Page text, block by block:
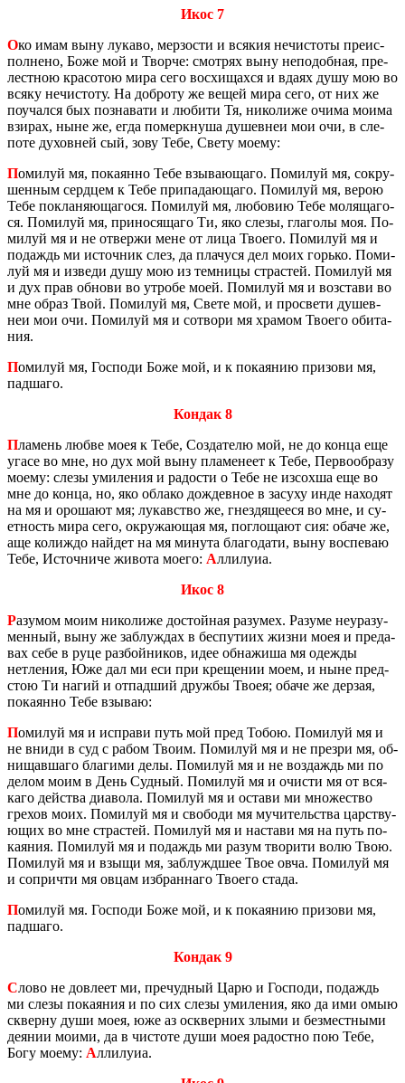
Икос 7
Око имам выну лу­ка­во, мер­зо­сти и вся­кия нечи­сто­ты пре­ис­
пол­не­но, Боже мой и Твор­че: смот­рях выну непо­доб­ная, пре­
лест­ною кра­со­тою мира сего вос­хи­щах­ся и вдаях душу мою во
всяку нечи­сто­ту. На доб­ро­ту же вещей мира сего, от них же
по­учал­ся бых по­зна­ва­ти и лю­би­ти Тя, ни­ко­ли­же очима моима
взи­рах, ныне же, егда по­мерк­ну­ша ду­шев­неи мои очи, в сле­
по­те ду­хов­ней сый, зову Тебе, Свету моему:
Поми­луй мя, по­ка­ян­но Тебе взы­ва­ю­ща­го. По­ми­луй мя, со­кру­
шен­ным серд­цем к Тебе при­па­да­ю­ща­го. По­ми­луй мя, верою
Тебе по­кла­ня­ю­ща­го­ся. По­ми­луй мя, лю­бо­вию Тебе мо­ля­ща­го­
ся. По­ми­луй мя, при­но­ся­ща­го Ти, яко слезы, гла­го­лы моя. По­
ми­луй мя и не от­вер­жи мене от лица Тво­е­го. По­ми­луй мя и
по­даждь ми ис­точ­ник слез, да пла­чу­ся дел моих горь­ко. По­ми­
луй мя и из­ве­ди душу мою из тем­ни­цы стра­стей. По­ми­луй мя
и дух прав об­но­ви во утро­бе моей. По­ми­луй мя и воз­ста­ви во
мне образ Твой. По­ми­луй мя, Свете мой, и про­све­ти ду­шев­
неи мои очи. По­ми­луй мя и со­тво­ри мя хра­мом Тво­е­го оби­та­
ния.
Поми­луй мя, Гос­по­ди Боже мой, и к по­ка­я­нию при­зо­ви мя,
пад­ша­го.
Кондак 8
Пла­мень любве моея к Тебе, Со­зда­те­лю мой, не до конца еще
угасе во мне, но дух мой выну пла­ме­не­ет к Тебе, Пер­во­об­ра­зу
моему: слезы уми­ле­ния и ра­до­сти о Тебе не из­сох­ша еще во
мне до конца, но, яко об­ла­ко дож­дев­ное в за­су­ху инде на­хо­дят
на мя и оро­ша­ют мя; лу­кав­ство же, гнез­дя­ще­е­ся во мне, и су­
ет­ность мира сего, окру­жа­ю­щая мя, по­гло­ща­ют сия: обаче же,
аще ко­ли­ждо най­дет на мя ми­ну­та бла­го­да­ти, выну вос­пе­ваю
Тебе, Ис­точ­ни­че жи­во­та моего: Алли­лу­иа.
Икос 8
Раз­умом моим ни­ко­ли­же до­стой­ная ра­зу­мех. Ра­зу­ме неура­зу­
мен­ный, выну же за­блуж­дах в бес­пу­ти­их жизни моея и пре­да­
вах себе в руце раз­бой­ни­ков, идее об­на­жи­ша мя одеж­ды
нетле­ния, Юже дал ми еси при кре­ще­нии моем, и ныне пред­
стою Tи нагий и от­пад­ший друж­бы Твоея; обаче же дер­зая,
по­ка­ян­но Тебе взы­ваю:
Поми­луй мя и ис­пра­ви путь мой пpeд Тобою. По­ми­луй мя и
не вниди в суд с рабом Твоим. По­ми­луй мя и не пре­зри мя, об­
ни­щав­ша­го бла­ги­ми делы. По­ми­луй мя и не воз­даждь ми по
делом моим в День Суд­ный. По­ми­луй мя и очи­сти мя от вся­
ка­го дей­ства диа­во­ла. По­ми­луй мя и оста­ви ми мно­же­ство
гре­хов моих. По­ми­луй мя и сво­бо­ди мя му­чи­тель­ства цар­ству­
ю­щих во мне стра­стей. По­ми­луй мя и на­ста­ви мя на путь по­
ка­я­ния. По­ми­луй мя и по­даждь ми разум тво­ри­ти волю Твою.
По­ми­луй мя и взыщи мя, за­блужд­шее Твое овча. По­ми­луй мя
и со­при­чти мя овцам из­бран­на­го Тво­е­го стада.
Поми­луй мя. Гос­по­ди Боже мой, и к по­ка­я­нию при­зо­ви мя,
пад­ша­го.
Кондак 9
Слово не до­вле­ет ми, пре­чуд­ный Царю и Гос­по­ди, по­даждь
ми слезы по­ка­я­ния и по сих слезы уми­ле­ния, яко да ими омыю
сквер­ну души моея, юже аз осквер­них злыми и без­мест­ны­ми
де­я­нии моими, да в чи­сто­те души моея ра­дост­но пою Тебе,
Богу моему: Алли­лу­иа.